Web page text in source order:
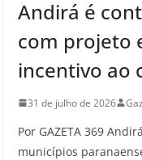
Andirá é
com projeto
incentivo ao
31 de julho de 2026
Por GAZETA 369
municípios